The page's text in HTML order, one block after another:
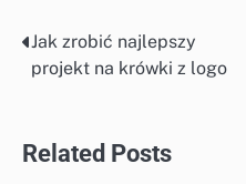
Nawigacja
wpisu
Jak zrobić najlepszy
projekt na krówki z logo
Related Posts